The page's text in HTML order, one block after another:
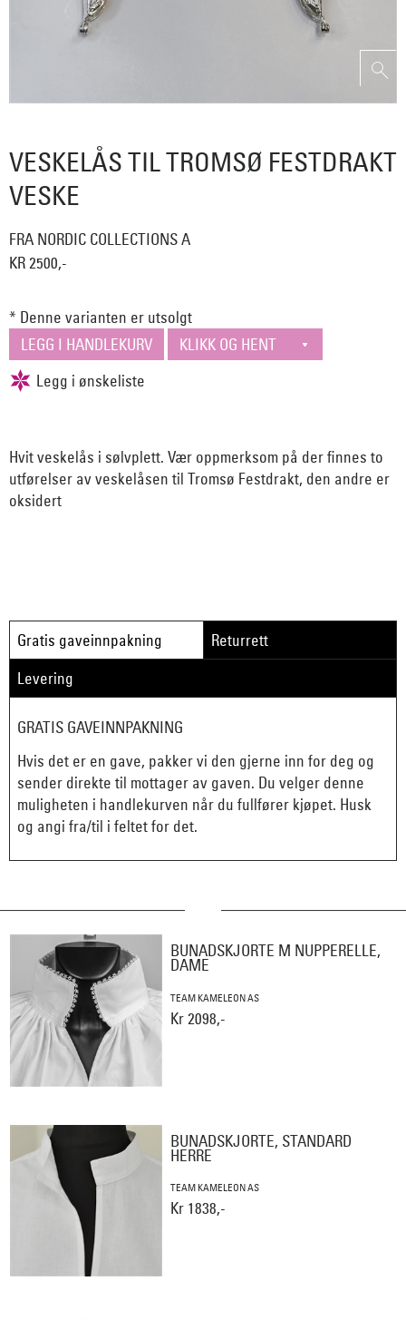
VESKELÅS TIL TROMSØ FESTDRAKT
VESKE
FRA NORDIC COLLECTIONS A
KR 2500,-
* Denne varianten er utsolgt
Hvit veskelås i sølvplett. Vær oppmerksom på der finnes to
utførelser av veskelåsen til Tromsø Festdrakt, den andre er
oksidert
Gratis gaveinnpakning
Returrett
Levering
GRATIS GAVEINNPAKNING
Hvis det er en gave, pakker vi den gjerne inn for deg og
sender direkte til mottager av gaven. Du velger denne
muligheten i handlekurven når du fullfører kjøpet. Husk
og angi fra/til i feltet for det.
BUNADSKJORTE M NUPPERELLE,
DAME
TEAM KAMELEON AS
Kr 2098,-
BUNADSKJORTE, STANDARD
HERRE
TEAM KAMELEON AS
Kr 1838,-